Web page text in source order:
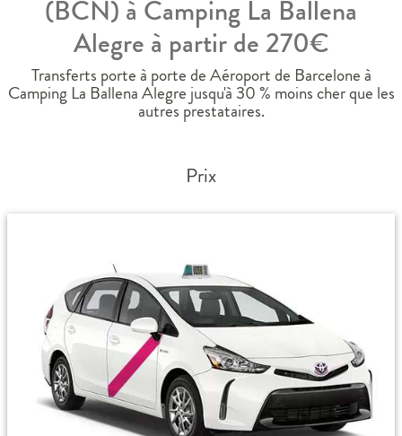
(BCN) à Camping La Ballena
Alegre à partir de 270€
Transferts porte à porte de Aéroport de Barcelone à
Camping La Ballena Alegre jusqu'à 30 % moins cher que les
autres prestataires.
Prix